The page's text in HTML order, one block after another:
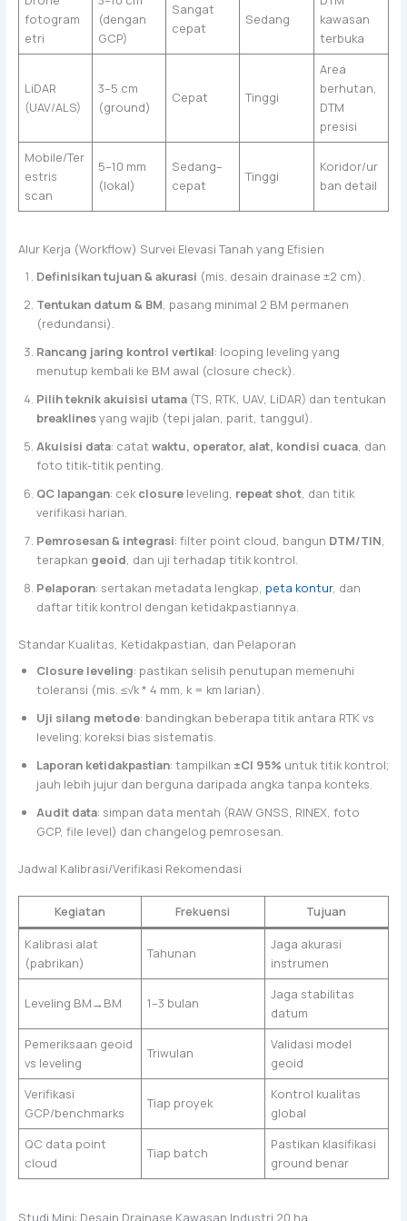
fotogram
etri
(dengan
GCP)
Sangat
cepat
Sedang
kawasan
terbuka
LiDAR
(UAV/ALS)
3–5 cm
(ground)
Cepat Tinggi
Area
berhutan,
DTM
presisi
Mobile/Ter
estris
scan
5–10 mm
(lokal)
Sedang–
cepat
Tinggi
Koridor/ur
ban detail
Alur Kerja (Workflow) Survei Elevasi Tanah yang Efisien
Definisikan tujuan & akurasi (mis. desain drainase ±2 cm).
Tentukan datum & BM, pasang minimal 2 BM permanen
(redundansi).
Rancang jaring kontrol vertikal: looping leveling yang
menutup kembali ke BM awal (closure check).
Pilih teknik akuisisi utama(TS, RTK, UAV, LiDAR) dan tentukan
breaklinesyang wajib (tepi jalan, parit, tanggul).
Akuisisi data: catat waktu, operator, alat, kondisi cuaca, dan
foto titik-titik penting.
QC lapangan: cekclosureleveling, repeat shot, dan titik
verifikasi harian.
Pemrosesan & integrasi: filter point cloud, bangun DTM/TIN,
terapkan geoid, dan uji terhadap titik kontrol.
Pelaporan: sertakan metadata lengkap, peta kontur, dan
daftar titik kontrol dengan ketidakpastiannya.
Standar Kualitas, Ketidakpastian, dan Pelaporan
Closure leveling: pastikan selisih penutupan memenuhi
toleransi (mis. ≤√k * 4 mm, k = km larian).
Uji silang metode: bandingkan beberapa titik antara RTK vs
leveling; koreksi bias sistematis.
Laporan ketidakpastian: tampilkan ±CI 95% untuk titik kontrol;
jauh lebih jujur dan berguna daripada angka tanpa konteks.
Audit data: simpan data mentah (RAW GNSS, RINEX, foto
GCP, file level) dan changelog pemrosesan.
Jadwal Kalibrasi/Verifikasi Rekomendasi
Kegiatan Frekuensi
Tujuan
Kalibrasi alat
(pabrikan)
Tahunan
Jaga akurasi
instrumen
Leveling BM→BM 1–3 bulan
Jaga stabilitas
datum
Pemeriksaan geoid
vs leveling
Triwulan
Validasi model
geoid
Verifikasi
GCP/benchmarks
Tiap proyek
Kontrol kualitas
global
QC data point
cloud
Tiap batch
Pastikan klasifikasi
ground benar
Studi Mini: Desain Drainase Kawasan Industri 20 ha